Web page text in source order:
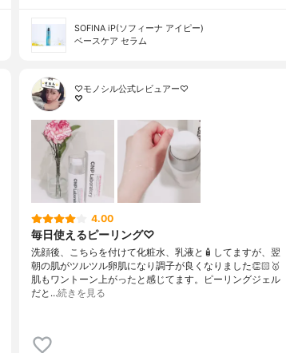
SOFINA iP(ソフィーナ アイピー)
ベースケア セラム
♡モノシル公式レビュアー♡
♡
4.00
毎日使えるピーリング♡
洗顔後、こちらを付けて化粧水、乳液と🧴してますが、翌
朝の肌がツルツル卵肌になり調子が良くなりました👏🏻🥇
肌もワントーン上がったと感じてます。ピーリングジェル
だと…続きを見る